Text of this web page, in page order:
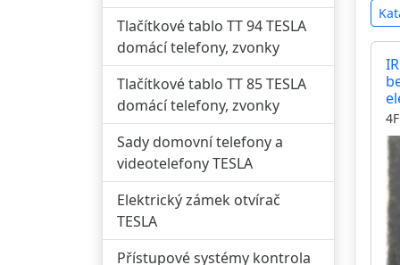
Tlačítkové tablo TT 94 TESLA
domácí telefony, zvonky
Tlačítkové tablo TT 85 TESLA
domácí telefony, zvonky
Sady domovní telefony a
videotelefony TESLA
Elektrický zámek otvírač
TESLA
Přístupové systémy kontrola